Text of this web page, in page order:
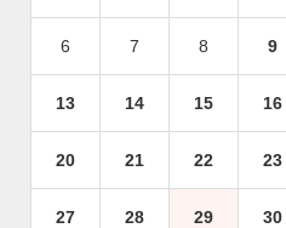
6 7 8 9
13 14 15 16
20 21 22 23
27 28 29 30